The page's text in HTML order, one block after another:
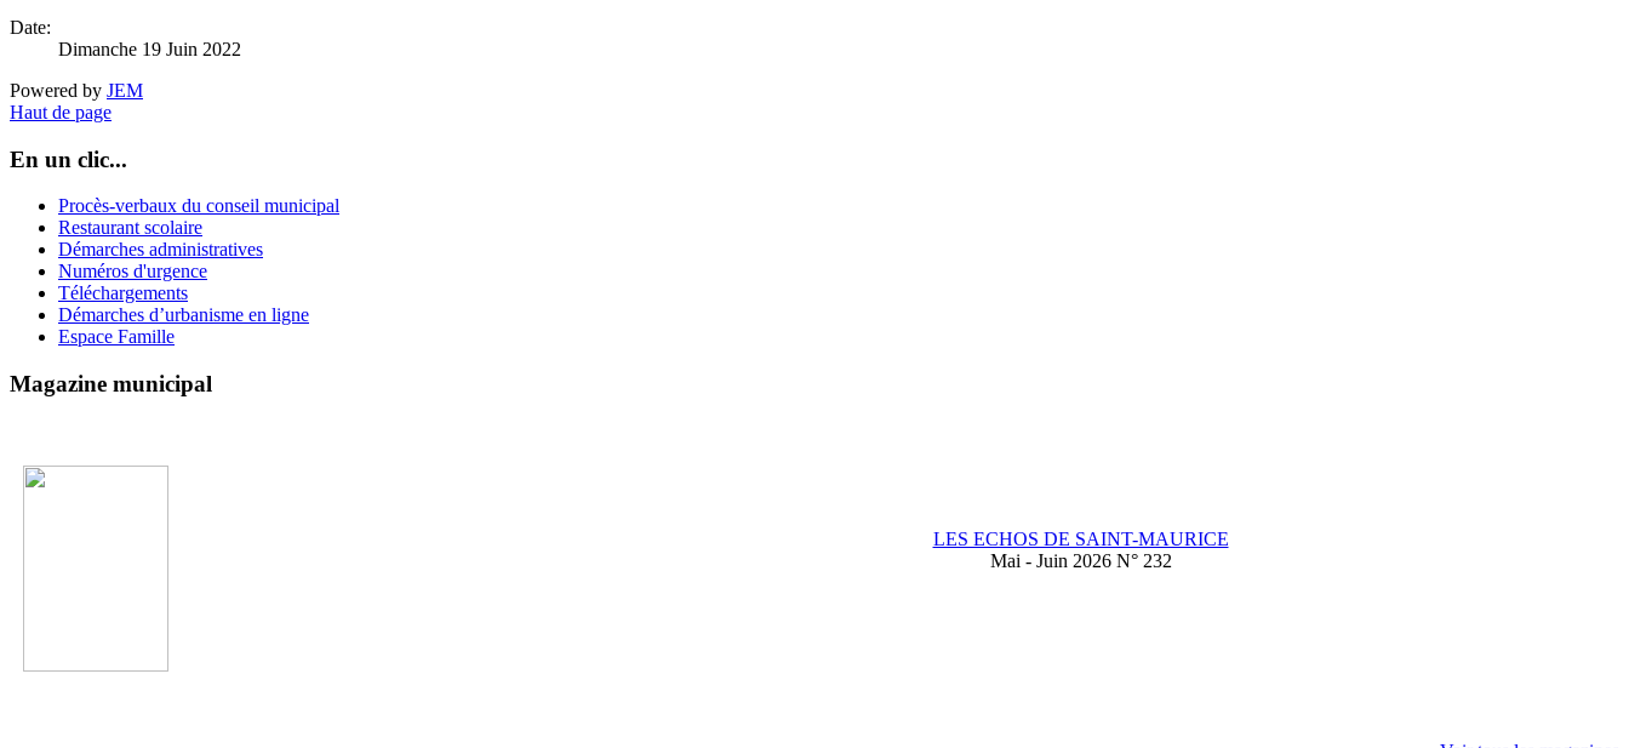
Date:
Dimanche 19 Juin 2022
Powered by JEM
Haut de page
En un clic...
Procès-verbaux du conseil municipal
Restaurant scolaire
Démarches administratives
Numéros d'urgence
Téléchargements
Démarches d’urbanisme en ligne
Espace Famille
Magazine municipal
LES ECHOS DE SAINT-MAURICE
Mai - Juin 2026 N° 232